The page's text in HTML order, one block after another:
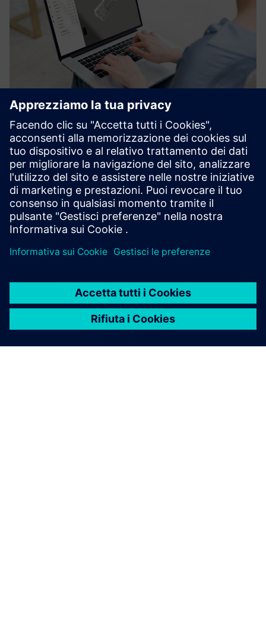
3D Data Manager by RIIICO
RIIICO’s 3D data manager is the gateway to CAD-
compatible reality data – integrating seamlessly with
established simulation and planning workflows.
Scopri di più